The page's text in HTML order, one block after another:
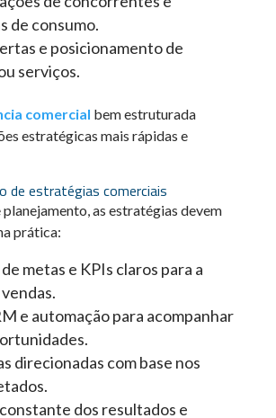
de consumo.
e posicionamento de
serviços.
comercial bem estruturada
estratégicas mais rápidas e
de estratégias comerciais
planejamento, as estratégias devem
prática:
metas e KPIs claros para a
e automação para acompanhar
direcionadas com base nos
dos resultados e